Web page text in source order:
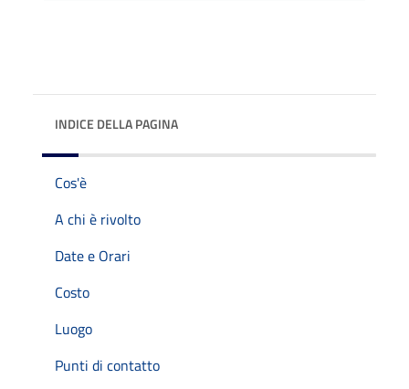
INDICE DELLA PAGINA
Cos'è
A chi è rivolto
Date e Orari
Costo
Luogo
Punti di contatto